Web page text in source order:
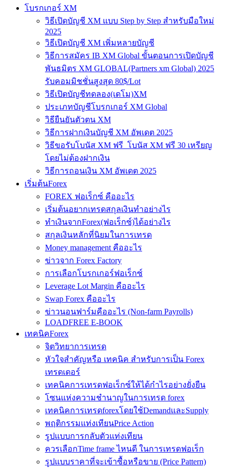
โบรกเกอร์ XM
วิธีเปิดบัญชี XM แบบ Step by Step สำหรับมือใหม่
2025
วิธีเปิดบัญชี XM เพิ่มหลายบัญชี
วิธีการสมัคร IB XM Global ขั้นตอนการเปิดบัญชี
พันธมิตร XM GLOBAL(Partners xm Global) 2025
รับคอมมิชชั่นสูงสุด 80$/Lot
วิธีเปิดบัญชีทดลอง(เดโม)XM
ประเภทบัญชีโบรกเกอร์ XM Global
วิธียืนยันตัวตน XM
วิธีการฝากเงินบัญชี XM อัพเดต 2025
วิธีขอรับโบนัส XM ฟรี โบนัส XM ฟรี 30 เหรียญ
โดยไม่ต้องฝากเงิน
วิธีการถอนเงิน XM อัพเดต 2025
เริ่มต้นForex
FOREX ฟอเร็กซ์ คืออะไร
เริ่มต้นอยากเทรดสกุลเงินทำอย่างไร
ทำเงินจากForex(ฟอเร็กซ์)ได้อย่างไร
สกุลเงินหลักที่นิยมในการเทรด
Money management คืออะไร
ข่าวจาก Forex Factory
การเลือกโบรกเกอร์ฟอเร็กซ์
Leverage Lot Margin คืออะไร
Swap Forex คืออะไร
ข่าวนอนฟาร์มคืออะไร (Non-farm Payrolls)
LOADFREE E-BOOK
เทคนิคForex
จิตวิทยาการเทรด
หัวใจสำคัญหรือ เทคนิค สำหรับการเป็น Forex
เทรดเดอร์
เทคนิคการเทรดฟอเร็กซ์ให้ได้กำไรอย่างยั่งยืน
โซนแห่งความชำนาญในการเทรด forex
เทคนิคการเทรดforexโดยใช้DemandและSupply
พฤติกรรมแท่งเทียนPrice Action
รูปแบบการกลับตัวแท่งเทียน
ควรเลือกTime frame ไหนดี ในการเทรดฟอเร็ก
รูปแบบราคาที่จะเข้าซื้อหรือขาย (Price Pattern)